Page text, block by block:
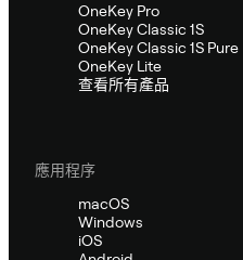
OneKey Pro
OneKey Classic 1S
OneKey Classic 1S Pure
OneKey Lite
查看所有產品
應用程序
macOS
Windows
iOS